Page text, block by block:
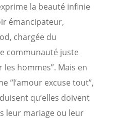
la beauté infinie
émancipateur,
chargée du
communauté juste
hommes”. Mais en
“l’amour excuse tout”,
qu’elles doivent
leur mariage ou leur